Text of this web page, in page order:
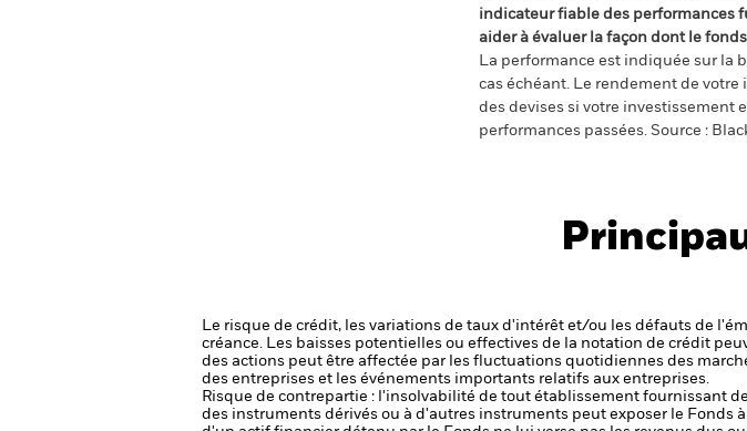
indicateur fiable des performances
aider à évaluer la façon dont le
La performance est indiquée sur la
cas échéant. Le rendement de
des devises si votre investissement
performances passées. Source :
Le risque de crédit, les variations de taux d'intérêt et/ou les défauts de
créance. Les baisses potentielles ou effectives de la notation de crédit
des actions peut être affectée par les fluctuations quotidiennes des
des entreprises et les événements importants relatifs aux entreprises.
Risque de contrepartie : l'insolvabilité de tout établissement fournissant
des instruments dérivés ou à d'autres instruments peut exposer le Fonds